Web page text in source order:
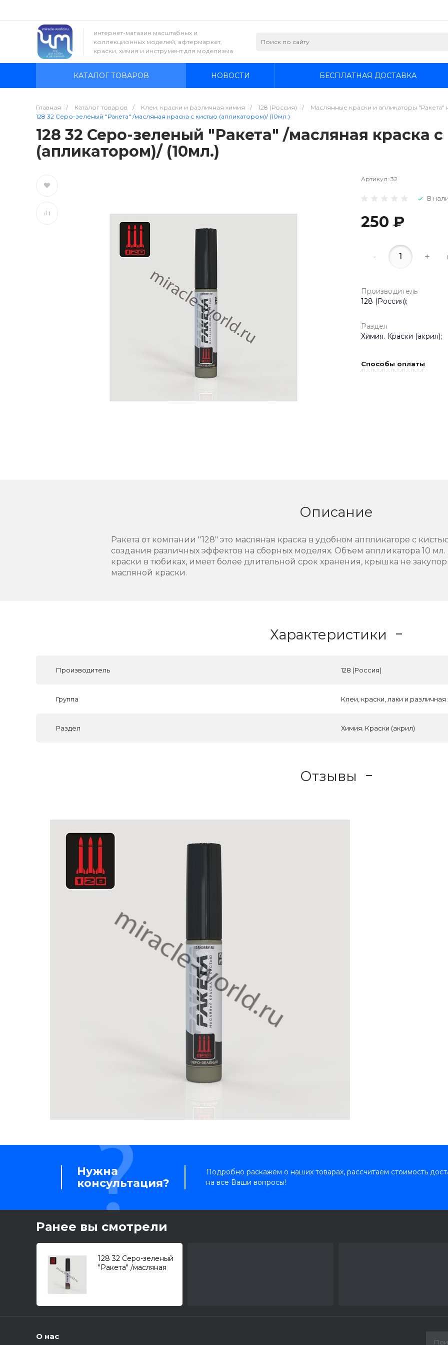
интернет-магазин масштабных и
коллекционных моделей, афтермаркет,
краски, химия и инструмент для моделизма
КАТАЛОГ ТОВАРОВ НОВОСТИ БЕСПЛАТНАЯ ДОСТАВКА
Главная / Каталог товаров / Клеи, краски и различная химия / 128 (Россия) / Маслянные краски и апликаторы
128 32 Серо-зеленый "Ракета" /масляная краска с кистью (апликатором)/ (10мл.)
128 32 Серо-зеленый "Ракета" /масляная краска
(апликатором)/ (10мл.)
Артикул: 32
В
250 ₽
- +
Производитель
128 (Россия);
Раздел
Химия. Краски (акрил);
Способы оплаты
Описание
Ракета от компании "128" это масляная краска в удобном аппликаторе с
создания различных эффектов на сборных моделях. Объем аппликатора 10
краски в тюбиках, имеет более длительной срок хранения, крышка не
масляной краски.
Характеристики
Производитель 128 (Россия)
Группа Клеи, краски, лаки и различная
Раздел Химия. Краски (акрил)
Отзывы
Нужна
консультация?
Подробно раскажем о наших товарах, рассчитаем стоимость
на все Ваши вопросы!
Ранее вы смотрели
128 32 Серо-зеленый
"Ракета" /масляная
О нас